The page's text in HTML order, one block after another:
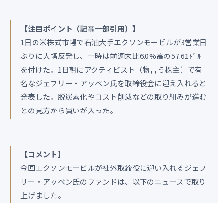
【注目ポイント（記事一部引用）】
1日の米株式市場で石油大手エクソンモービルが3営業日
ぶりに大幅反発し、一時は前週末比6.0%高の57.61ﾄﾞﾙ
を付けた。1日朝にアクティビスト（物言う株主）で有
名なジェフリー・アッベン氏を取締役会に迎え入れると
発表した。脱炭素化やコスト削減などの取り組みが進む
との見方から買いが入った。
【コメント】
今回エクソンモービルが社外取締役に迎い入れるジェフ
リー・アッベン氏のファンドは、以下のニュースで取り
上げました。